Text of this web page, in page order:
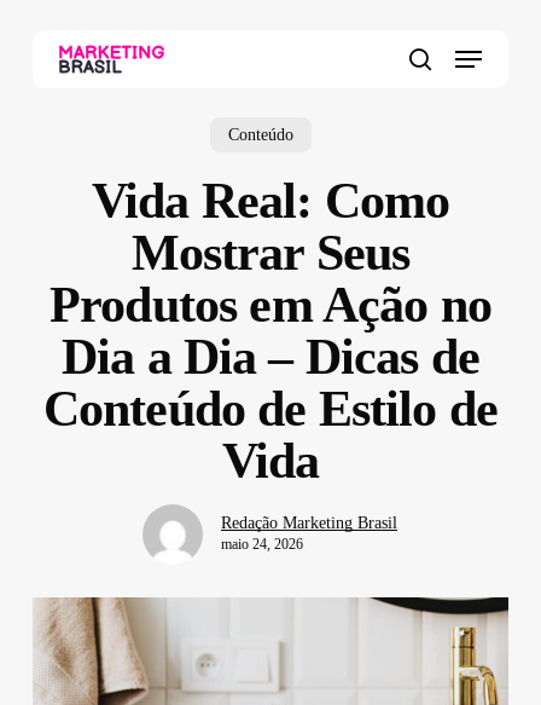
Menu
Conteúdo
Vida Real: Como
Mostrar Seus
Produtos em Ação no
Dia a Dia – Dicas de
Conteúdo de Estilo de
Vida
Redação Marketing Brasil
maio 24, 2026